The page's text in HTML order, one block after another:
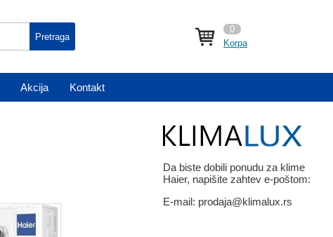
Pretraga
0
Korpa
Akcija Kontakt
Da biste dobili ponudu za klime
Haier, napišite zahtev e-poštom:
E-mail: prodaja@klimalux.rs